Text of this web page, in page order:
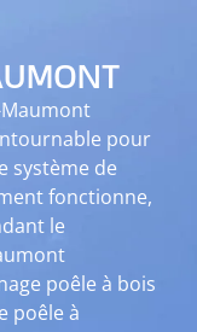
Maumont
pour
système de
fonctionne,
le
poêle à bois
poêle à